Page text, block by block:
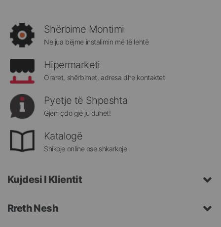
rreth
Megatek:
Shërbime Montimi
Ne jua bëjme instalimin më të lehtë
Hipermarketi
Oraret, shërbimet, adresa dhe kontaktet
Pyetje të Shpeshta
Gjeni çdo gjë ju duhet!
Katalogë
Shikoje online ose shkarkoje
Kujdesi I Klientit
Rreth Nesh